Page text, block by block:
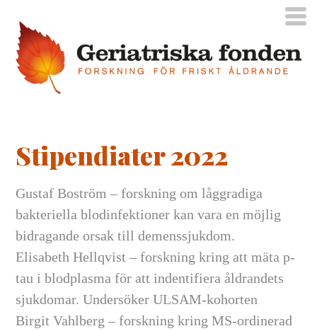
Stipendiater 2022
Gustaf Boström – forskning om låggradiga
bakteriella blodinfektioner kan vara en möjlig
bidragande orsak till demenssjukdom.
Elisabeth Hellqvist – forskning kring att mäta p-
tau i blodplasma för att indentifiera åldrandets
sjukdomar. Undersöker ULSAM-kohorten
Birgit Vahlberg – forskning kring MS-ordinerad